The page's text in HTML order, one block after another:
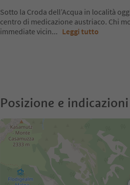
Sotto la Croda dell’Acqua in località
centro di medicazione austriaco. Chi
immediate vicin... Leggi tutto
Posizione e indicazioni